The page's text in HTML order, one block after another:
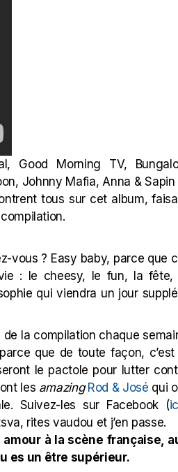
Good Morning TV,
Johnny Mafia, Anna &Sapin
tous sur cet album,
vous ? Easy baby, parce que
: le cheesy, le fun, la fête,
qui viendra un jour
la compilation chaque
que de toute façon, c’est
le pactole pour lutter
l es amazing Rod & José qui
Suivez-les sur Facebook (
rites vaudou et j’en passe.
amour à la scène française,
es un être supérieur.